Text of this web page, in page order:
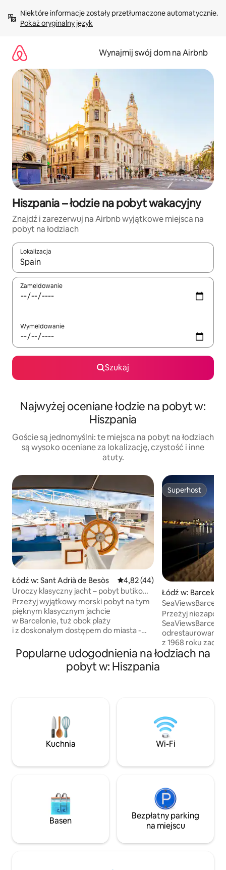
treści Pokaż oryginalny język
Wynajmij swój dom na Airbnb
Hiszpania – łodzie na pobyt wakacyjny
Znajdź i zarezerwuj na Airbnb wyjątkowe miejsca na
pobyt na łodziach
Lokalizacja
Gdy wyniki będą dostępne, możesz poruszać się po nich za
Zameldowanie
Wymeldowanie
Szukaj
Najwyżej oceniane łodzie na pobyt w:
Hiszpania
Goście są jednomyślni: te miejsca na pobyt na łodziach
są wysoko oceniane za lokalizację, czystość i inne
atuty.
Łódź w: Sant Adrià de Besòs Średnia ocena: 4,82 na 5,
4,82 (44)
Uroczy klasyczny jacht – pobyt butikowy
w Barcelonie
Przeżyj wyjątkowy morski pobyt na tym
pięknym klasycznym jachcie
w Barcelonie, tuż obok plaży
i z doskonałym dostępem do miasta -
ogromny taras słoneczny z
całodziennym dostępem do słońca -
w pełni wyposażona kuchnia ekspres do
w jadalni, telewizor, szybkie Wi-Fi - łóżko
typu kingsize i łazienka w pokoju - piękne
dzieła sztuki.
Superhost
Superhost
Łódź w: Barcelona
Przyroda w BCN
Przeżyj
odrestaurowanej
z 1968 roku
sercu przystani w
falami –
wypoczynek
plaży, zoo i
Popularne udogodnienia na łodziach na
pobyt w: Hiszpania
Kuchnia Wi-Fi
Basen
Bezpłatny parking
na miejscu